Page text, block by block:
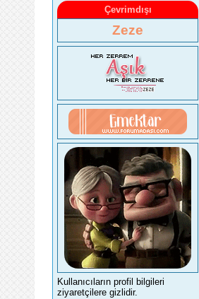
Çevrimdışı
Zeze
Kullanıcıların profil bilgileri
ziyaretçilere gizlidir.